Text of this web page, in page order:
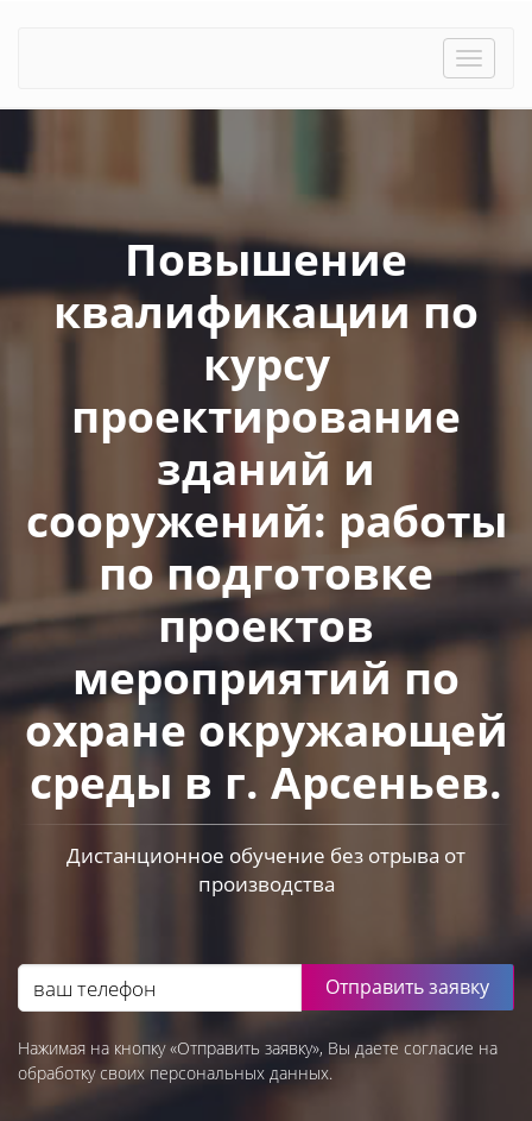
Toggle
Повышение
квалификации по
курсу
проектирование
зданий и
сооружений: работы
по подготовке
проектов
мероприятий по
охране окружающей
среды в г. Арсеньев.
Дистанционное обучение без отрыва от
производства
Отправить заявку
Нажимая на кнопку «Отправить заявку», Вы даете согласие на
обработку своих персональных данных.